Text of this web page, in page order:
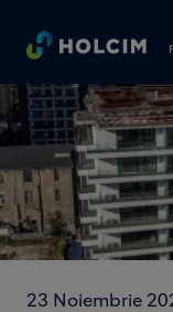
23 Noiembrie